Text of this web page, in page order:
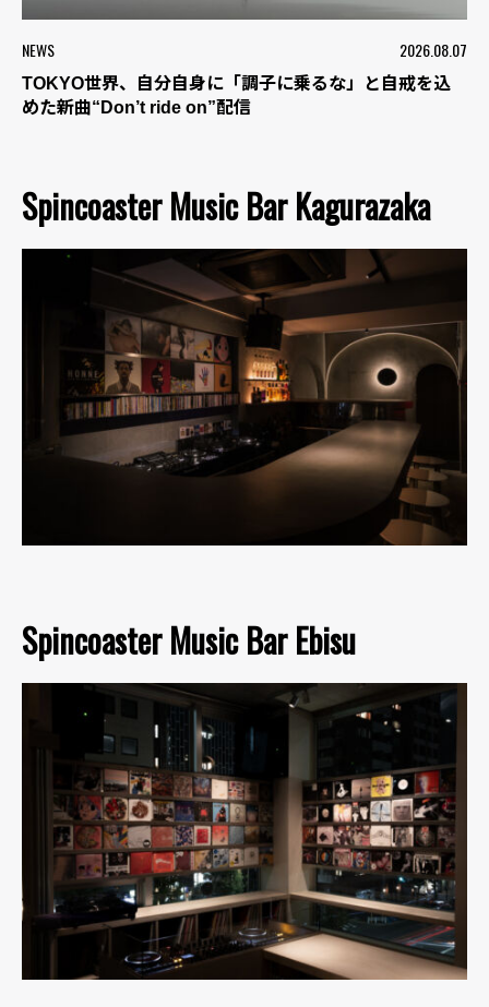
NEWS 2026.08.07
TOKYO世界、自分自身に「調子に乗るな」と自戒を込
めた新曲“Don’t ride on”配信
Spincoaster Music Bar Kagurazaka
Spincoaster Music Bar Ebisu